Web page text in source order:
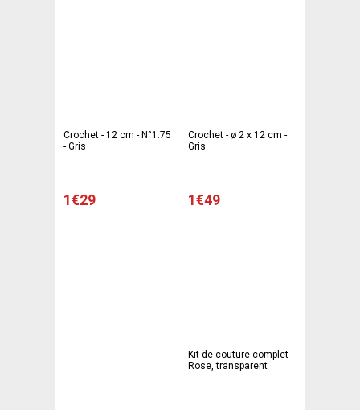
Crochet - 12 cm - N°1.75
- Gris
1€29
Crochet - ø 2 x 12 cm -
Gris
1€49
Kit de couture complet -
Rose, transparent